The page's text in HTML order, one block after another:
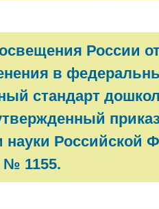
России
в
стандарт
науки Российской
№ 1155.